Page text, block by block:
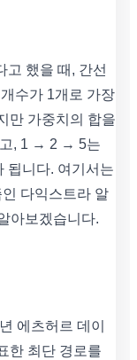
고 했을 때, 간선
수가 1개로 가장
만 가중치의 합을
고, 1 → 2 → 5는
됩니다. 여기서는
다익스트라 알
아보겠습니다.
에츠허르 데이
한 최단 경로를